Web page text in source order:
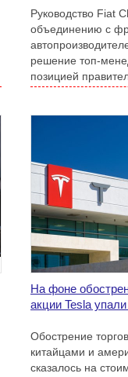
Руководство Fiat
объединению с
решение топ-
позицией
На фоне
акции Tesla
Обострение
китайцами и
сказалось на